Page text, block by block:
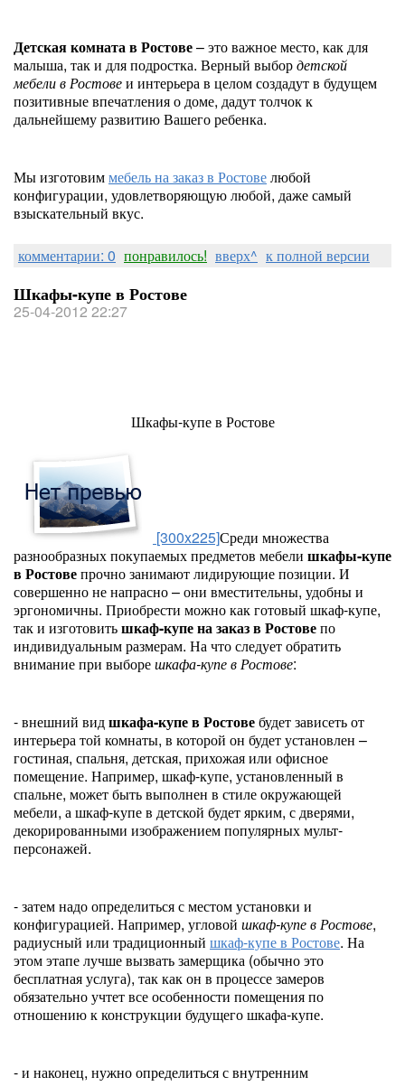
Детская комната в Ростове– это важное место, как для
малыша, так и для подростка. Верный выбордетской
мебели в Ростовеи интерьера в целом создадут в будущем
позитивные впечатления о доме, дадут толчок к
дальнейшему развитию Вашего ребенка.
Мы изготовиммебель на заказ в Ростовелюбой
конфигурации, удовлетворяющую любой, даже самый
взыскательный вкус.
комментарии: 0 понравилось! вверх^ к полной версии
Шкафы-купе в Ростове
25-04-2012 22:27
Шкафы-купе в Ростове
[300x225]Среди множества
разнообразных покупаемых предметов мебели шкафы-купе
в Ростовепрочно занимают лидирующие позиции. И
совершенно не напрасно – они вместительны, удобны и
эргономичны. Приобрести можно как готовый шкаф-купе,
так и изготовитьшкаф-купе на заказ в Ростовепо
индивидуальным размерам. На что следует обратить
внимание при выборешкафа-купе в Ростове:
- внешний видшкафа-купе в Ростовебудет зависеть от
интерьера той комнаты, в которой он будет установлен –
гостиная, спальня, детская, прихожая или офисное
помещение. Например, шкаф-купе, установленный в
спальне, может быть выполнен в стиле окружающей
мебели, а шкаф-купе в детской будет ярким, с дверями,
декорированными изображением популярных мульт-
персонажей.
- затем надо определиться с местом установки и
конфигурацией. Например, угловой шкаф-купе в Ростове,
радиусный или традиционный шкаф-купе в Ростове. На
этом этапе лучше вызвать замерщика (обычно это
бесплатная услуга), так как он в процессе замеров
обязательно учтет все особенности помещения по
отношению к конструкции будущего шкафа-купе.
- и наконец, нужно определиться с внутренним